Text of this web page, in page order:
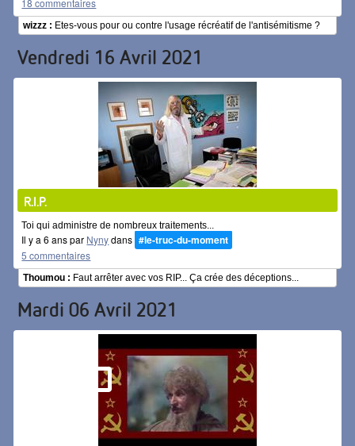
wizzz : Etes-vous pour ou contre l'usage récréatif de l'antisémitisme ?
Vendredi 16 Avril 2021
R.I.P.
Toi qui administre de nombreux traitements...
Il y a 6 ans par Nynydans #le-truc-du-moment
5 commentaires
Thoumou : Faut arrêter avec vos RIP... Ça crée des déceptions...
Mardi 06 Avril 2021